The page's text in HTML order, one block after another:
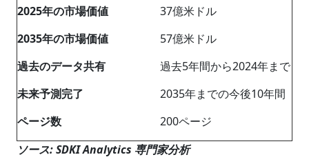
2025年の市場価値
37億米ドル
2035年の市場価値
57億米ドル
過去のデータ共有
過去5年間から2024年まで
未来予測完了
2035年までの今後10年間
ページ数
200ページ
ソース: SDKI Analytics 専門家分析